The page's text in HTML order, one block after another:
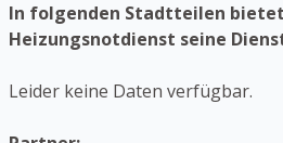
In folgenden Stadtteilen
Heizungsnotdienst seine
Leider keine Daten verfügbar.